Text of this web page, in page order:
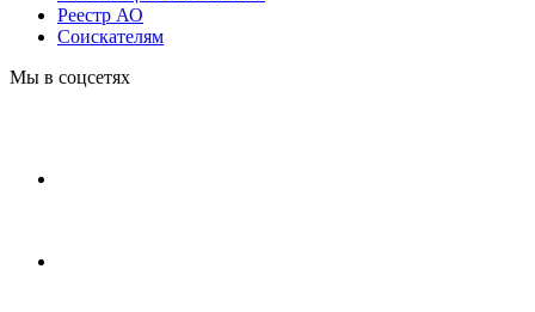
Реестр АО
Соискателям
Мы в соцсетях